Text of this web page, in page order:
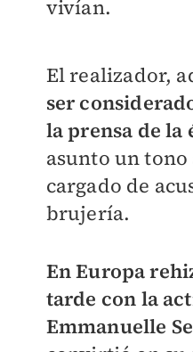
vivían.
El realizador,
ser
la prensa de la
asunto un
cargado de
brujería.
En Europa
tarde con la
Emmanuelle